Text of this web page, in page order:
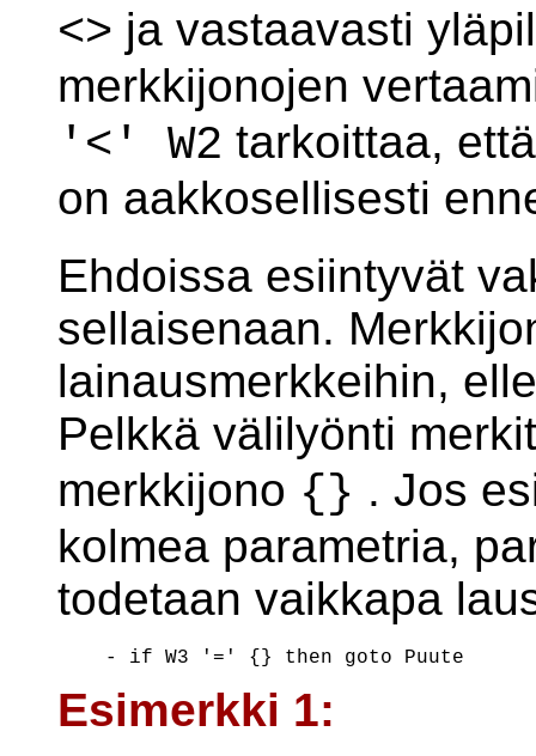
<> ja vastaavasti
merkkijonojen
'<' W2 tarkoittaa,
on aakkosellisesti
Ehdoissa esiintyvät
sellaisenaan.
lainausmerkkeihin,
Pelkkä välilyönti
merkkijono {} . Jos
kolmea parametria,
todetaan vaikkapa
Esimerkki 1: